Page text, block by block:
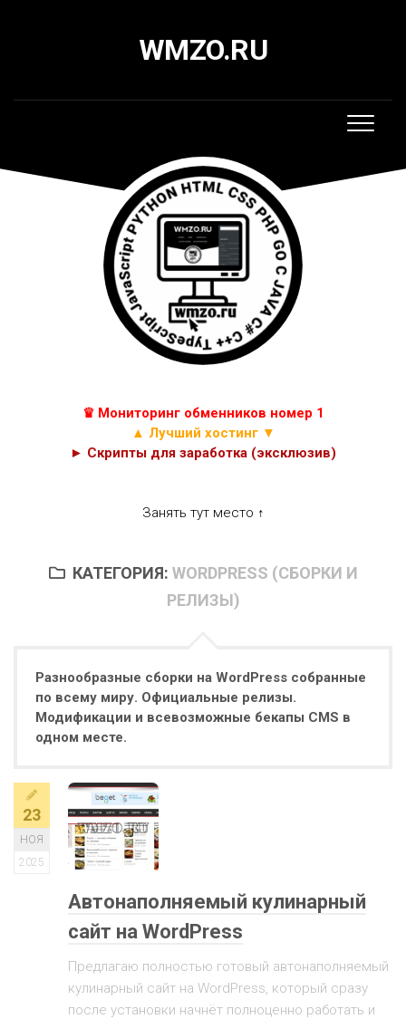
WMZO.RU
♛ Мониторинг обменников номер 1
▲ Лучший хостинг ▼
► Скрипты для заработка (эксклюзив)
Занять тут место ↑
КАТЕГОРИЯ: WORDPRESS (СБОРКИ И
РЕЛИЗЫ)
Разнообразные сборки на WordPress собранные
по всему миру. Официальные релизы.
Модификации и всевозможные бекапы CMS в
одном месте.
23
НОЯ
2025
Автонаполняемый кулинарный
сайт на WordPress
Предлагаю полностью готовый автонаполняемый
кулинарный сайт на WordPress, который сразу
после установки начнёт полноценно работать и